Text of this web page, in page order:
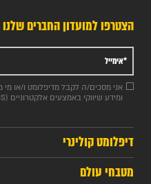
דיפלומט קולינרי
מטבחי עולם
הצטרפו למועדון החברים שלנו
אני מסכים/ה לקבל מדיפלומט ו/או
ומידע שיווקי באמצעים אלקטרוניים (SMS, דוא"ל, חיוג אוטומטי ועוד)